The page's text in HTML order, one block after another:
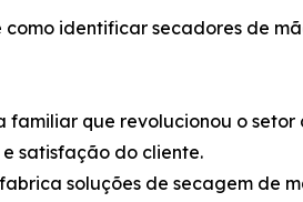
como identificar secadores de
familiar que revolucionou o
satisfação do cliente.
soluções de secagem de